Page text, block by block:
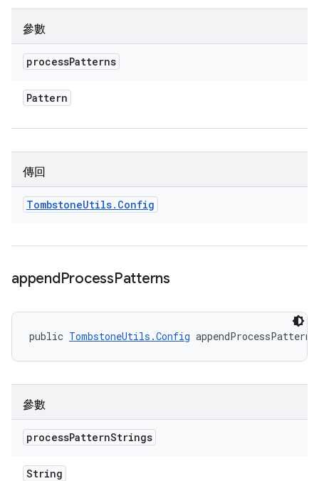
參數
processPatterns
Pattern
傳回
TombstoneUtils. Config
appendProcessPatterns
public TombstoneUtils.Config
參數
processPatternStrings
String